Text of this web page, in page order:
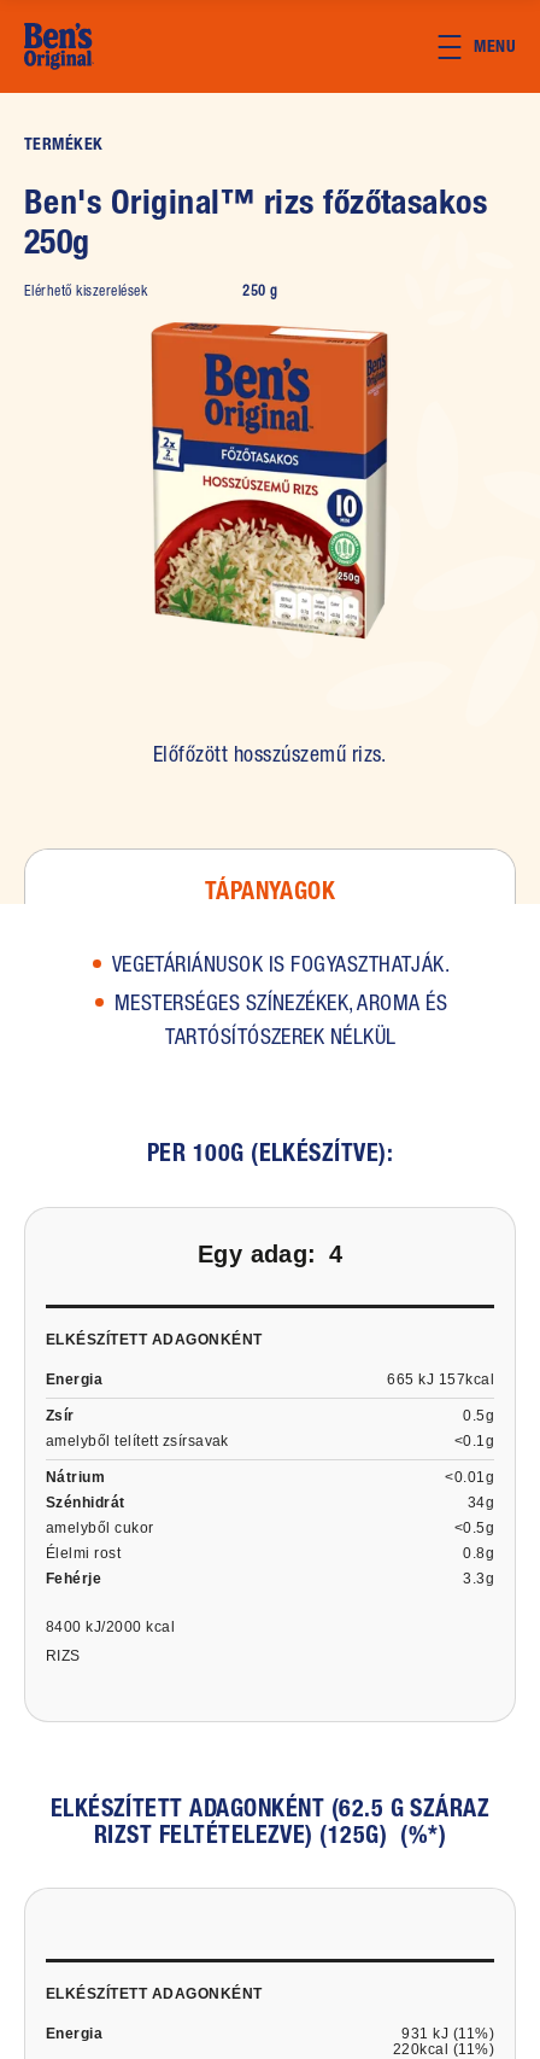
MENU
TERMÉKEK
Ben's Original™ rizs főzőtasakos
250g
Elérhető kiszerelések 250 g
Előfőzött hosszúszemű rizs.
TÁPANYAGOK
VEGETÁRIÁNUSOK IS FOGYASZTHATJÁK.
MESTERSÉGES SZÍNEZÉKEK, AROMA ÉS
TARTÓSÍTÓSZEREK NÉLKÜL
PER 100G (ELKÉSZÍTVE):
Egy adag: 4
ELKÉSZÍTETT ADAGONKÉNT
Energia 665 kJ 157kcal
Zsír
0.5g
amelyből telített zsírsavak
<0.1g
Nátrium
<0.01g
Szénhidrát
34g
amelyből cukor
<0.5g
Élelmi rost
0.8g
Fehérje
3.3g
8400 kJ/2000 kcal
RIZS
ELKÉSZÍTETT ADAGONKÉNT (62.5 G SZÁRAZ
RIZST FELTÉTELEZVE) (125G) (%*)
ELKÉSZÍTETT ADAGONKÉNT
Energia
931 kJ (11%)
220kcal (11%)